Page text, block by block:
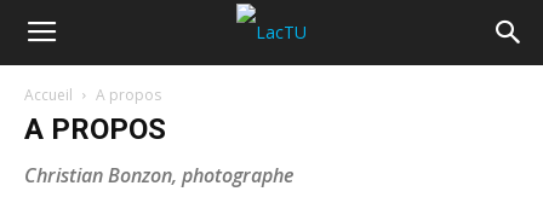
Accueil A propos
A PROPOS
Christian Bonzon, photographe